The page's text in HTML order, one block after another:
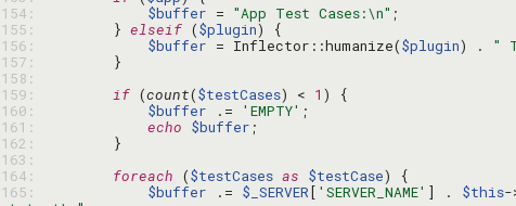
154:
$buffer = "App Test Cases:\n"
155:
        }
elseif ($plugin
156:
$buffer = Inflector::humanize($plugin) . "
157:
158:
159:
if (count($testCases) < 1
160:
$buffer .= 'EMPTY'
161:
echo $buffer
162:
163:
164:
foreach ($testCases as $testCase
165:
$buffer .= $_SERVER[ 'SERVER_NAME' ] . $this-